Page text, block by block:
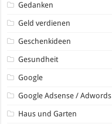
Gedanken
Geld verdienen
Geschenkideen
Gesundheit
Google
Google Adsense / Adwords
Haus und Garten